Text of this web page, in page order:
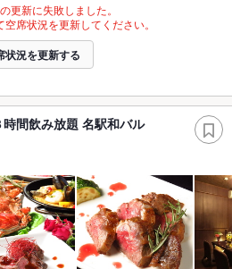
更新に失敗しました。
席状況を更新してください。
状況を更新する
間飲み放題 名駅和バル